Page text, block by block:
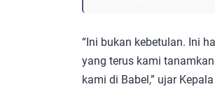
“Ini bukan kebetulan. Ini
yang terus kami
kami di Babel,” ujar